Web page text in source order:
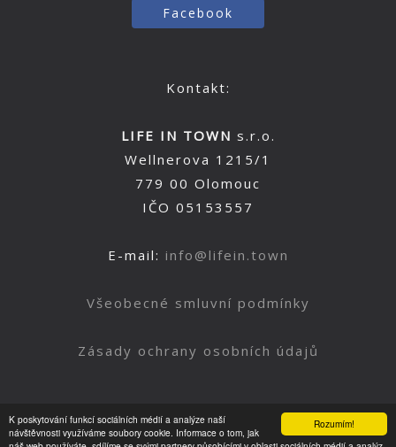
Rozumím!
K poskytování funkcí sociálních médií a analýze naší
návštěvnosti využíváme soubory cookie. Informace o tom, jak
Facebook
Kontakt:
LIFE IN TOWN s.r.o.
Wellnerova 1215/1
779 00 Olomouc
IČO 05153557
E-mail: info@lifein.town
Všeobecné smluvní podmínky
Zásady ochrany osobních údajů
Nahoru